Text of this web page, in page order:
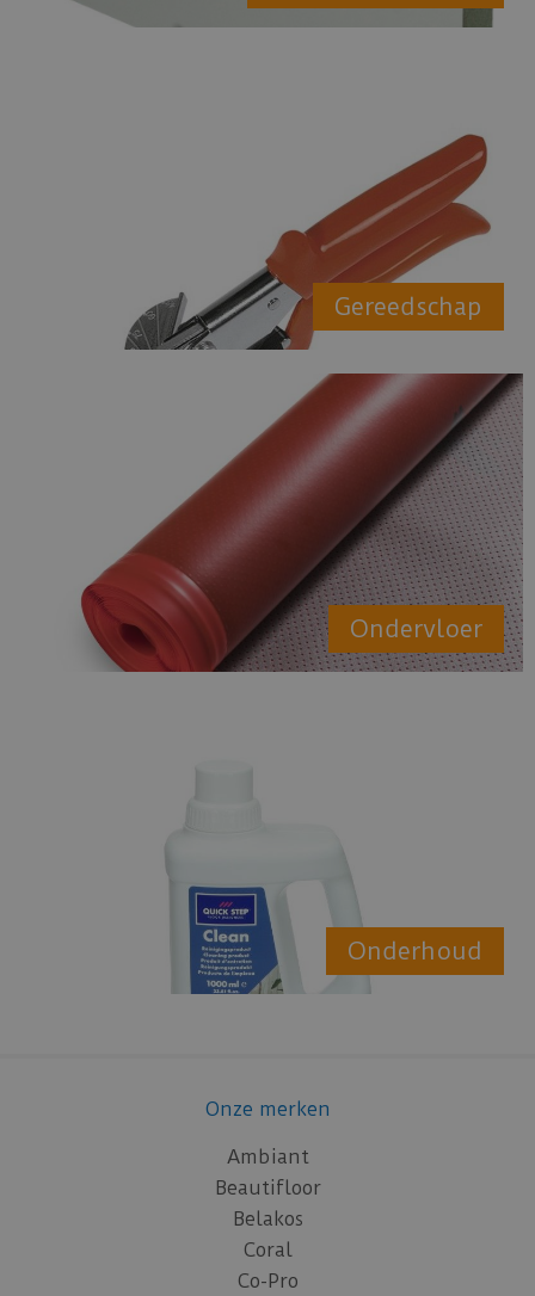
Gereedschap
Ondervloer
Onderhoud
Onze merken
Ambiant
Beautifloor
Belakos
Coral
Co-Pro